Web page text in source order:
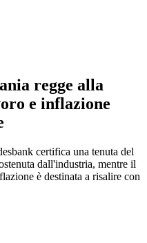
regge alla
e inflazione
certifica una tenuta del
dall'industria, mentre il
è destinata a risalire con